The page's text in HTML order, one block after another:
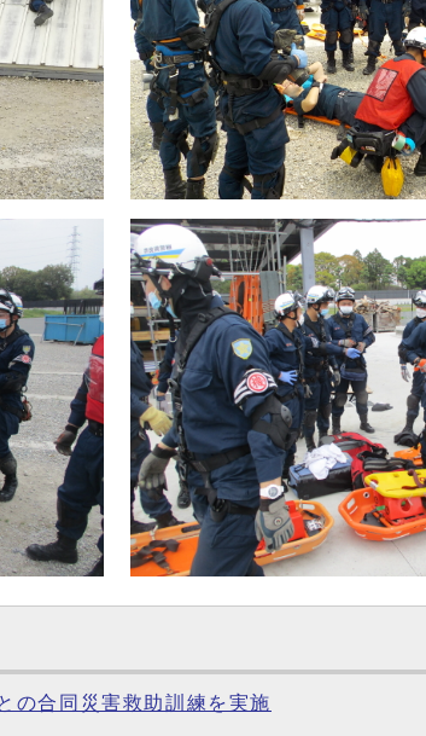
の合同災害救助訓練を実施